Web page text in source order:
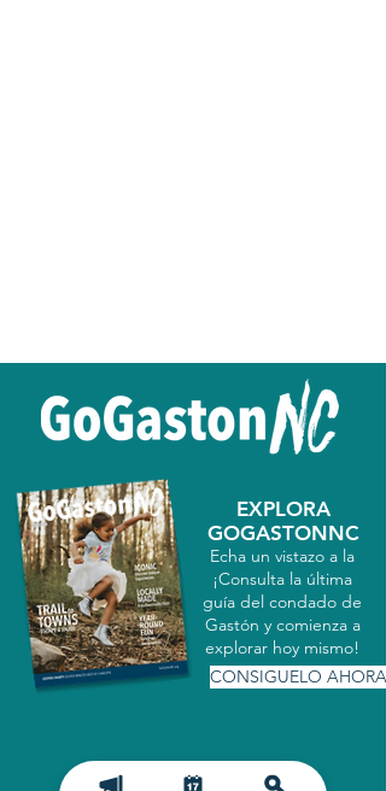
EXPLORA
GOGASTONNC
Echa un vistazo a la
¡Consulta la última
guía del condado de
Gastón y comienza a
explorar hoy mismo!
CONSIGUELO AHORA